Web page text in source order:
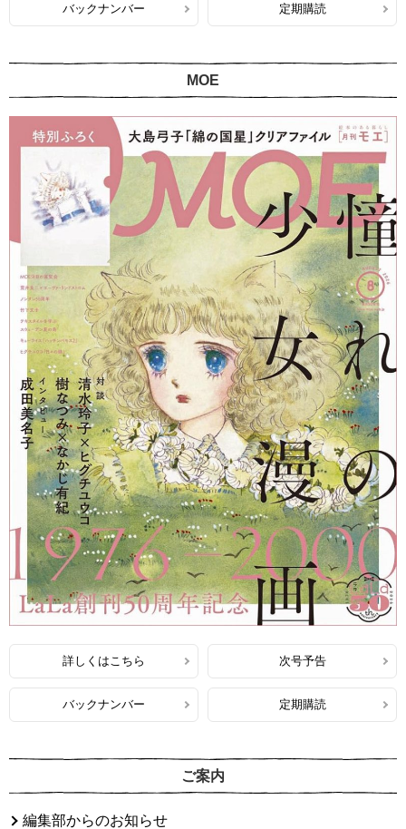
バックナンバー 定期購読
MOE
詳しくはこちら 次号予告
バックナンバー 定期購読
ご案内
編集部からのお知らせ